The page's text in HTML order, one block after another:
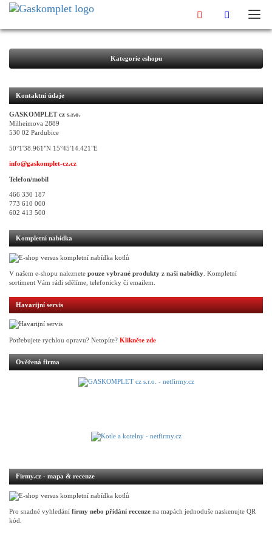
Kategorie eshopu
Kontaktní údaje
GASKOMPLET cz s.r.o.
Milheimova 2889
530 02 Pardubice
50°1'38.961"N 15°45'14.421"E
info@gaskomplet-cz.cz
Telefon/mobil
466 330 187
773 610 000
602 413 500
Kompletní nabídka
V našem e-shopu naleznete pouze vybrané produkty z naší nabídky . Kompletní
sortiment Vám rádi sdělíme, telefonicky či emailem.
Havarijní servis
Potřebujete rychlou opravu? Netopíte? Klikněte zde
Ověřená firma
Firmy.cz - mapa & recenze
Pro snadné vyhledání firmy nebo přidání recenze na mapách jednoduše naskenujte QR
kód.